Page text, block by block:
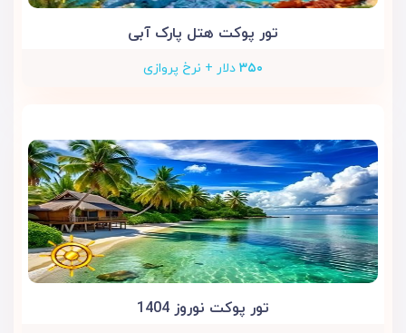
تور پوکت هتل پارک آبی
۳۵۰ دلار + نرخ پروازی
تور پوکت نوروز 1404